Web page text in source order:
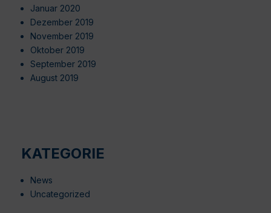
Januar 2020
Dezember 2019
November 2019
Oktober 2019
September 2019
August 2019
KATEGORIE
News
Uncategorized